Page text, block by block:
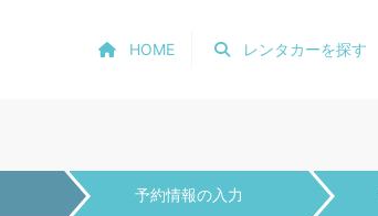
レンタカーを探す
HOME
予約情報の入力